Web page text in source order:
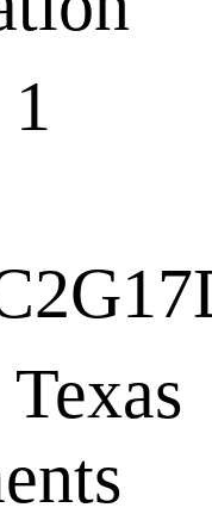
1
Texas